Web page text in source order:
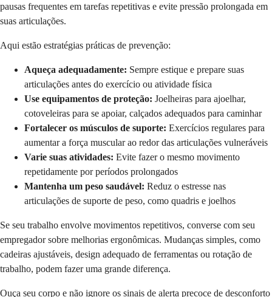
pausas frequentes em tarefas repetitivas e evite pressão prolongada em
suas articulações.
Aqui estão estratégias práticas de prevenção:
Aqueça adequadamente: Sempre estique e prepare suas
articulações antes do exercício ou atividade física
Use equipamentos de proteção: Joelheiras para ajoelhar,
cotoveleiras para se apoiar, calçados adequados para caminhar
Fortalecer os músculos de suporte: Exercícios regulares para
aumentar a força muscular ao redor das articulações vulneráveis
Varie suas atividades: Evite fazer o mesmo movimento
repetidamente por períodos prolongados
Mantenha um peso saudável: Reduz o estresse nas
articulações de suporte de peso, como quadris e joelhos
Se seu trabalho envolve movimentos repetitivos, converse com seu
empregador sobre melhorias ergonômicas. Mudanças simples, como
cadeiras ajustáveis, design adequado de ferramentas ou rotação de
trabalho, podem fazer uma grande diferença.
Ouça seu corpo e não ignore os sinais de alerta precoce de desconforto